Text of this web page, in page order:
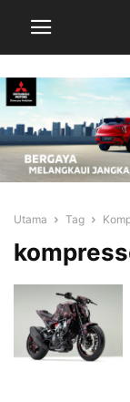
Utama Tag